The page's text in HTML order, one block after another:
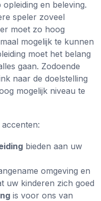
en beleving.
speler zoveel
moet zo hoog
mogelijk te kunnen
moet het belang
gaan. Zodoende
naar de doelstelling
mogelijk niveau te
bieden aan uw
omgeving en
uw kinderen zich goed
is voor ons van